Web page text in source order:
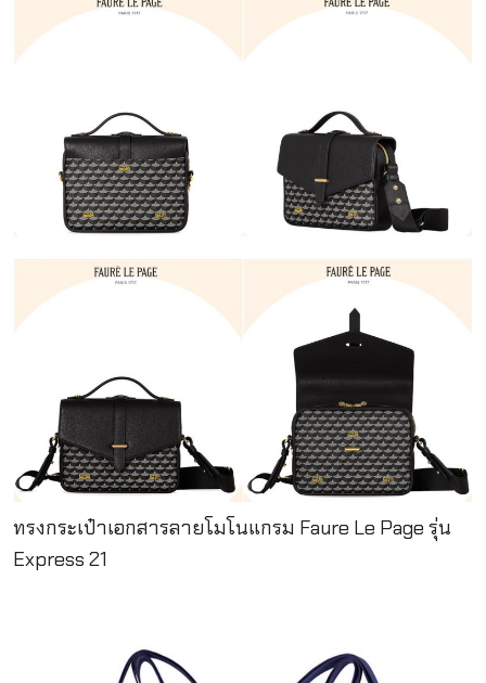
ทรงกระเป๋าเอกสารลายโมโนแกรม Faure Le Page รุ่น
Express 21